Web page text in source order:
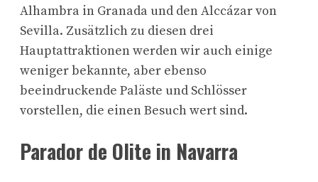
Alhambra in Granada und den Alccázar von
Sevilla. Zusätzlich zu diesen drei
Hauptattraktionen werden wir auch einige
weniger bekannte, aber ebenso
beeindruckende Paläste und Schlösser
vorstellen, die einen Besuch wert sind.
Parador de Olite in Navarra